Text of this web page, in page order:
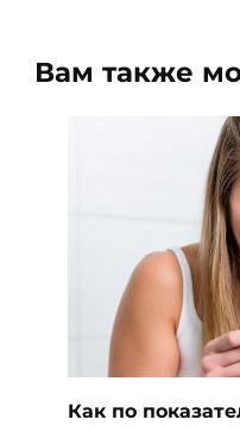
Вам также
Как по